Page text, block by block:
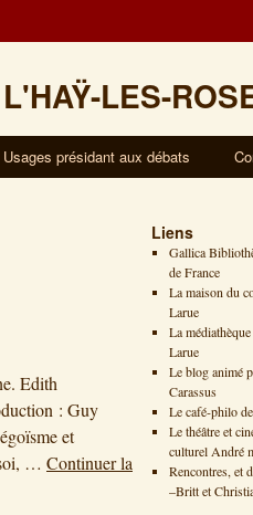
LES-
présidant aux débats
Edith
: Guy
et
… Continuer la
Liens
Gallica
de France
La maison du
Larue
La
Larue
Le blog animé
Carassus
Le café-philo
Le théâtre et
culturel André
Rencontres, et
–Britt et